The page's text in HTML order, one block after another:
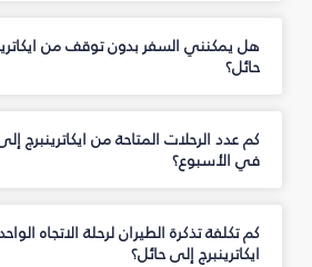
هل يمكنني السفر بدون توقف من
حائل؟
كم عدد الرحلات المتاحة من ايكاترينبرج
في الأسبوع؟
كم تكلفة تذكرة الطيران لرحلة الاتجاه
ايكاترينبرج إلى حائل؟